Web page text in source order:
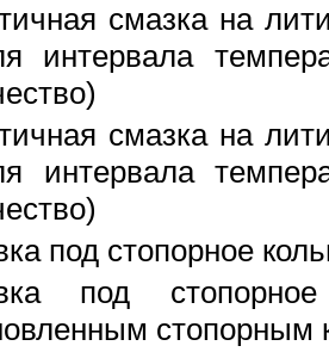
смазка на
интервала
смазка на
интервала
под стопорное
под
стопорным